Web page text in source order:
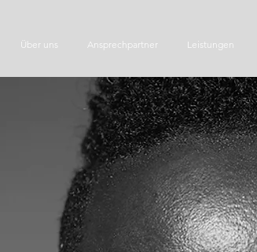
Über uns Ansprechpartner Leistungen